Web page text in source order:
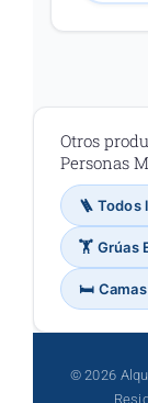
Otros
Personas
🪜 Todos
🏋️ Grúas
🛏️
© 2026